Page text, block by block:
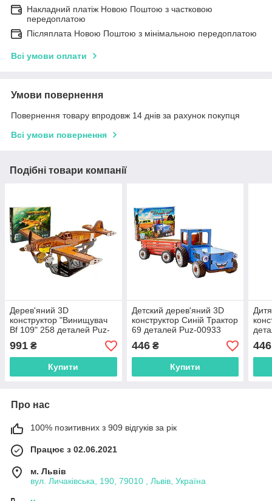
Накладний платіж Новою Поштою з частковою
передоплатою
Післяплата Новою Поштою з мінімальною передоплатою
Всі умови оплати
Умови повернення
Повернення товару впродовж 14 днів за рахунок покупця
Всі умови повернення
Подібні товари компанії
Дерев'яний 3D
конструктор "Винищувач
Bf 109" 258 деталей Puz-
00942 PuzzleOK
991 ₴
Купити
Детский дерев'яний 3D
конструктор Синій Трактор
69 деталей Puz-00933
446₴
Купити
446
Про нас
100% позитивних з 909 відгуків за рік
Працює з 02.06.2021
м. Львів
вул. Личаківська, 190, 79010 , Львів, Україна